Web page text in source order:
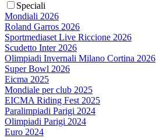
Speciali
Mondiali 2026
Roland Garros 2026
Sportmediaset Live Riccione 2026
Scudetto Inter 2026
Olimpiadi Invernali Milano Cortina 2026
Super Bowl 2026
Eicma 2025
Mondiale per club 2025
EICMA Riding Fest 2025
Paralimpiadi Parigi 2024
Olimpiadi Parigi 2024
Euro 2024